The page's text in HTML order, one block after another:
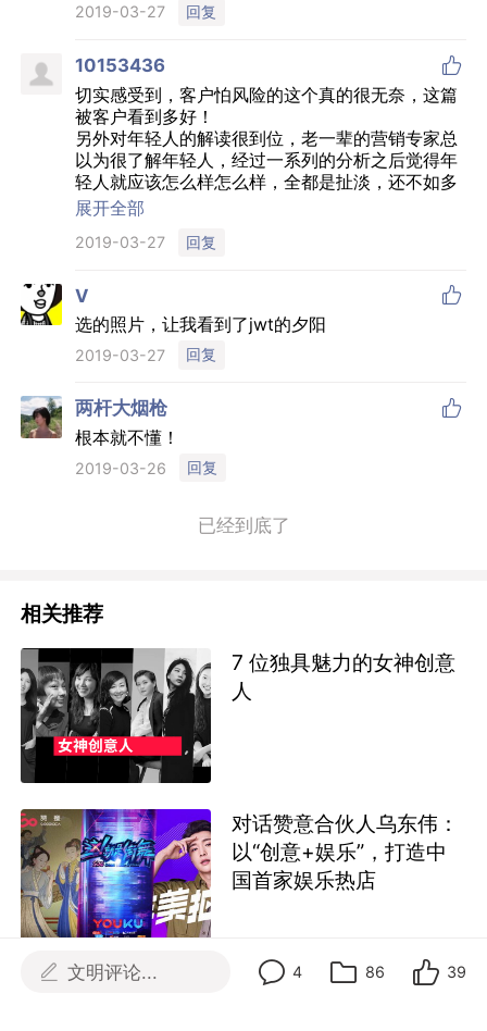
2019-03-27 回复
10153436 
切实感受到，客户怕风险的这个真的很无奈，这篇
被客户看到多好！
另外对年轻人的解读很到位，老一辈的营销专家总
以为很了解年轻人，经过一系列的分析之后觉得年
轻人就应该怎么样怎么样，全都是扯淡，还不如多
采用场景营销的思维，用一些新奇的实物来让年轻
享品牌信息。
展开全部
2019-03-27 回复
V 
选的照片，让我看到了jwt的夕阳
2019-03-27 回复
两杆大烟枪 
根本就不懂！
2019-03-26 回复
已经到底了
相关推荐
7 位独具魅力的女神创意
人
对话赞意合伙人乌东伟：
以“创意+娱乐”，打造中
国首家娱乐热店
专访赞意 CEO 刘苏：
文明评论... 4 86 39